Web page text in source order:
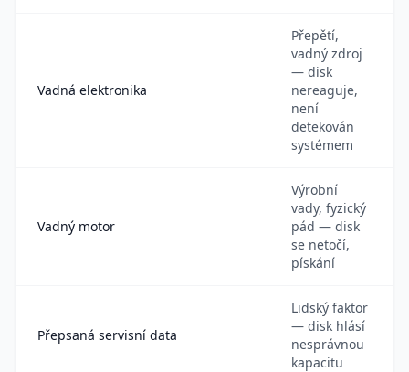
Vadná elektronika
Přepětí,
vadný zdroj
— disk
nereaguje,
není
detekován
systémem
Vadný motor
Výrobní
vady, fyzický
pád — disk
se netočí,
pískání
Přepsaná servisní data
Lidský faktor
— disk hlásí
nesprávnou
kapacitu